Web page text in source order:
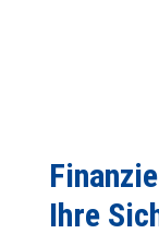
Ihre